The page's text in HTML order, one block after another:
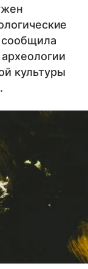
сообщила
культуры